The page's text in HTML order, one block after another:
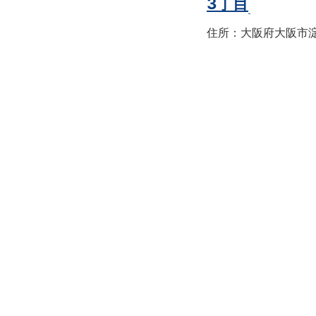
住所：大阪府大阪市